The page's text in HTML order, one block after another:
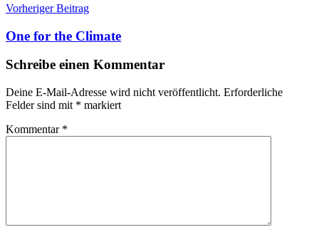
Beitragsnavigation
Vorheriger Beitrag
One for the Climate
Schreibe einen Kommentar
Deine E-Mail-Adresse wird nicht veröffentlicht. Erforderliche
Felder sind mit * markiert
Kommentar *